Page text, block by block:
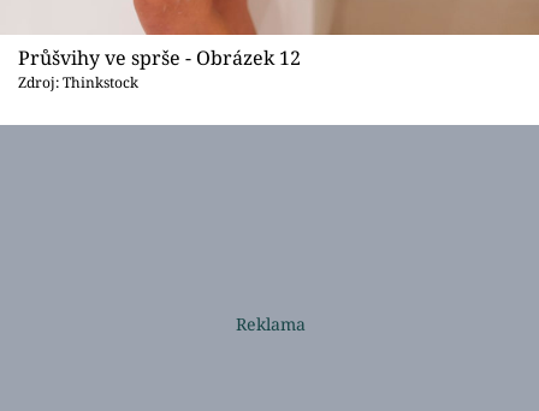
Průšvihy ve sprše - Obrázek 12
Zdroj: Thinkstock